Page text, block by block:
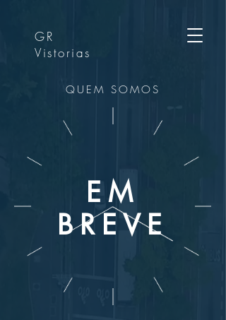
GR
Vistorias
QUEM SOMOS
EM
BREVE